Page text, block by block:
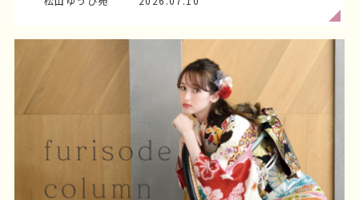
スタッフブログ
【ママ振袖】や【市外・県外にいる方も】大丈夫です